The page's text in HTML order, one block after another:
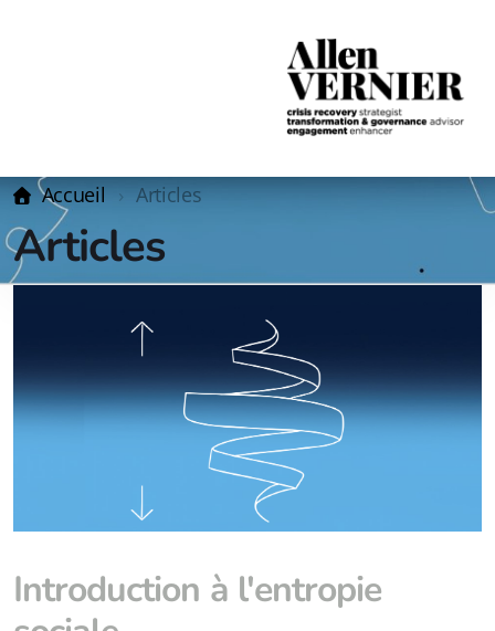
Accueil Articles
Articles
Introduction à l'entropie